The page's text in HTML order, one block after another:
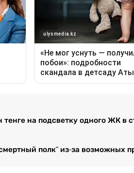
тенге на подсветку одного ЖК в
полк" из-за возможных